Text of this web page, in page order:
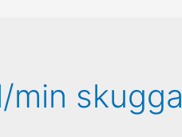
min skugga